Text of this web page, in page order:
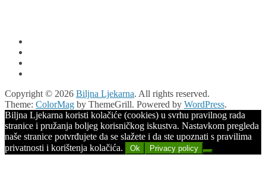
Copyright © 2026 Biljna Ljekarna. All rights reserved.
Theme: ColorMag by ThemeGrill. Powered by WordPress.
Biljna Ljekarna koristi kolačiće (cookies) u svrhu pravilnog rada
stranice i pružanja boljeg korisničkog iskustva. Nastavkom pregleda
naše stranice potvrđujete da se slažete i da ste upoznati s pravilima
privatnosti i korištenja kolačića.
Ok Privacy policy